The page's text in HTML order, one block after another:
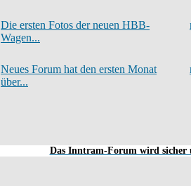
Die ersten Fotos der neuen HBB-
Wagen...
Neues Forum hat den ersten Monat
über...
Das Inntram-Forum wird sicher